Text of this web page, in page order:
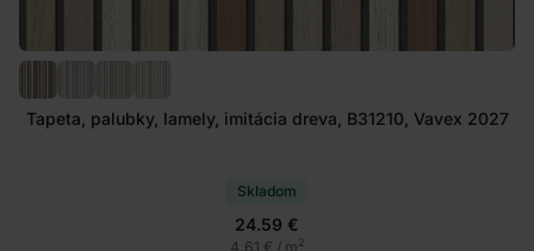
Tapeta, palubky, lamely, imitácia dreva, B31210, Vavex 2027
Skladom
24.59 €
4.61 € / m2